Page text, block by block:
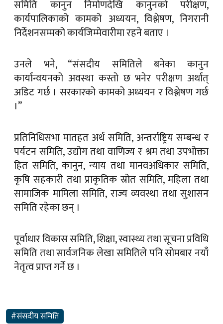
समिति कानुन निर्माणदेखि कानुनको परीक्षण,
कार्यपालिकाको कामको अध्ययन, विश्लेषण, निगरानी
निर्देशनसम्मको कार्यजिम्मेवारीमा रहने बताए ।
उनले भने, “संसदीय समितिले बनेका कानुन
कार्यान्वयनको अवस्था कस्तो छ भनेर परीक्षण अर्थात्
अडिट गर्छ । सरकारको कामको अध्ययन र विश्लेषण गर्छ
।”
प्रतिनिधिसभा मातहत अर्थ समिति, अन्तर्राष्ट्रिय सम्बन्ध र
पर्यटन समिति, उद्योग तथा वाणिज्य र श्रम तथा उपभोक्ता
हित समिति, कानुन, न्याय तथा मानवअधिकार समिति,
कृषि सहकारी तथा प्राकृतिक स्रोत समिति, महिला तथा
सामाजिक मामिला समिति, राज्य व्यवस्था तथा सुशासन
समिति रहेका छन् ।
पूर्वाधार विकास समिति, शिक्षा, स्वास्थ्य तथा सूचना प्रविधि
समिति तथा सार्वजनिक लेखा समितिले पनि सोमबार नयाँ
नेतृत्व प्राप्त गर्ने छ ।
#संसदीय समिति